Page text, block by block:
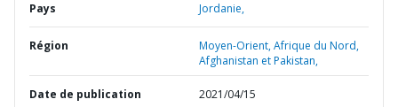
Pays Jordanie,
Région
Moyen-Orient, Afrique du Nord,
Afghanistan et Pakistan,
Date de publication 2021/04/15